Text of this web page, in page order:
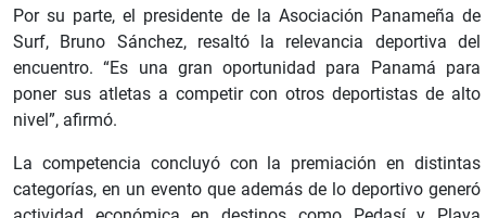
Por su parte, el presidente de la Asociación Panameña de
Surf, Bruno Sánchez, resaltó la relevancia deportiva del
encuentro. “Es una gran oportunidad para Panamá para
poner sus atletas a competir con otros deportistas de alto
nivel”, afirmó.
La competencia concluyó con la premiación en distintas
categorías, en un evento que además de lo deportivo generó